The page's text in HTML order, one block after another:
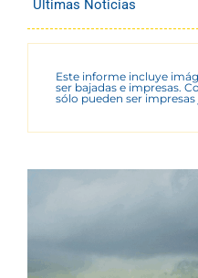
Últimas Noticias
Este informe incluye
ser bajadas e impresas.
sólo pueden ser